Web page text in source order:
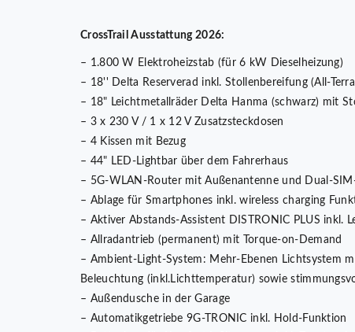
CrossTrail Ausstattung 2026:
– 1.800 W Elektroheizstab (für 6 kW Dieselheizung)
– 18'' Delta Reserverad inkl. Stollenbereifung (All-
– 18" Leichtmetallräder Delta Hanma (schwarz) mit
– 3 x 230 V / 1 x 12 V Zusatzsteckdosen
– 4 Kissen mit Bezug
– 44" LED-Lightbar über dem Fahrerhaus
– 5G-WLAN-Router mit Außenantenne und Dual-
– Ablage für Smartphones inkl. wireless charging
– Aktiver Abstands-Assistent DISTRONIC PLUS inkl.
– Allradantrieb (permanent) mit Torque-on-Demand
– Ambient-Light-System: Mehr-Ebenen Lichtsystem
Beleuchtung (inkl.Lichttemperatur) sowie
– Außendusche in der Garage
– Automatikgetriebe 9G-TRONIC inkl. Hold-Funktion